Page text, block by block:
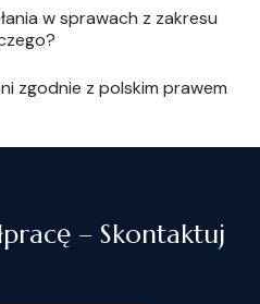
w sprawach z zakresu
zgodnie z polskim prawem
– Skontaktuj